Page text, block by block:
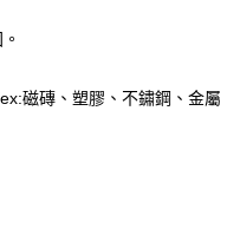
磁磚、塑膠、不鏽鋼、金屬